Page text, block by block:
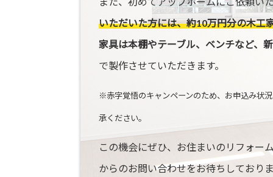
いただいた方には、約10万円分の木工
家具は本棚やテーブル、ベンチなど、
で製作させていただきます。
※赤字覚悟のキャンペーンのため、お申込み状
承ください。
この機会にぜひ、お住まいのリフォー
からのお問い合わせをお待ちしており